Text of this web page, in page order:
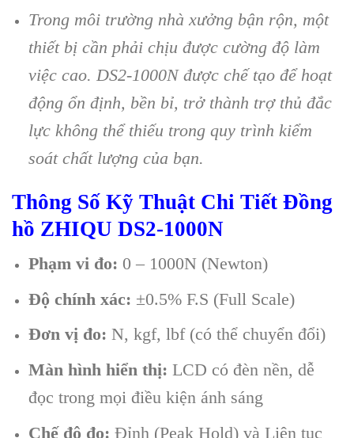
Trong môi trường nhà xưởng bận rộn, một
thiết bị cần phải chịu được cường độ làm
việc cao. DS2-1000N được chế tạo để hoạt
động ổn định, bền bỉ, trở thành trợ thủ đắc
lực không thể thiếu trong quy trình kiểm
soát chất lượng của bạn.
Thông Số Kỹ Thuật Chi Tiết Đồng
hồ ZHIQU DS2-1000N
Phạm vi đo: 0 – 1000N (Newton)
Độ chính xác: ±0.5% F.S (Full Scale)
Đơn vị đo: N, kgf, lbf (có thể chuyển đổi)
Màn hình hiển thị: LCD có đèn nền, dễ
đọc trong mọi điều kiện ánh sáng
Chế độ đo: Đỉnh (Peak Hold) và Liên tục